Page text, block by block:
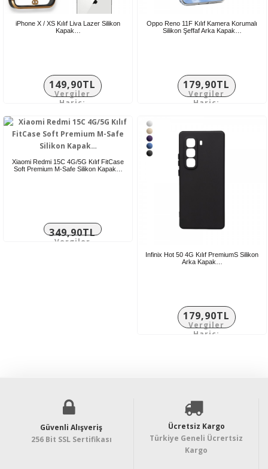
iPhone X / XS Kılıf Liva Lazer Silikon
Kapak…
149,90TL
Vergiler
Hariç:
Oppo Reno 11F Kılıf Kamera Korumalı
Silikon Şeffaf Arka Kapak…
179,90TL
Vergiler
Hariç:
Xiaomi Redmi 15C 4G/5G Kılıf FitCase
Soft Premium M-Safe Silikon Kapak…
349,90TL
Vergiler
Infinix Hot 50 4G Kılıf PremiumS Silikon
Arka Kapak…
179,90TL
Vergiler
Hariç:
Güvenli Alışveriş
256 Bit SSL Sertifikası
Ücretsiz Kargo
Türkiye Geneli Ücrertsiz
Kargo